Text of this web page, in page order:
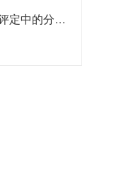
标准物质不确定度评定中的分量识别与量化计算方法